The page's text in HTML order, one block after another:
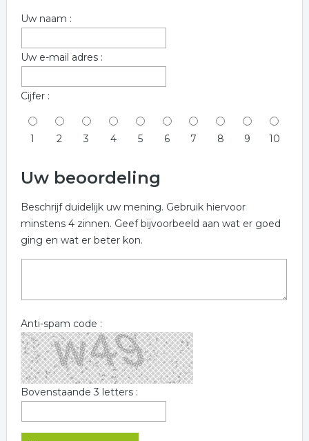
Uw naam :
Uw e-mail adres :
Cijfer :
1 2 3 4 5 6 7 8 9 10
Uw beoordeling
Beschrijf duidelijk uw mening. Gebruik hiervoor
minstens 4 zinnen. Geef bijvoorbeeld aan wat er goed
ging en wat er beter kon.
Anti-spam code :
Bovenstaande 3 letters :